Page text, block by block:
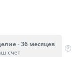
- 36 месяцев
счет